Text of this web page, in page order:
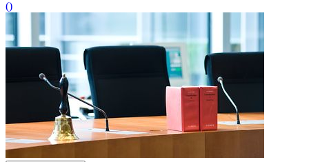
54. Sitzung des Ausschusses für Digitales